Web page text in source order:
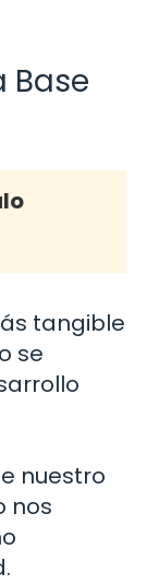
Base
tangible
se
nuestro
nos